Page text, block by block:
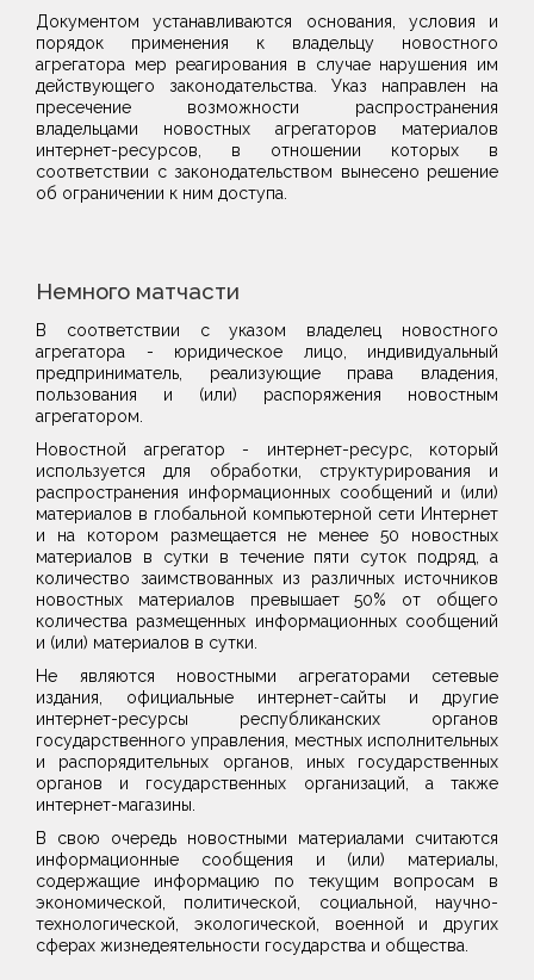
Документом устанавливаются основания, условия и
порядок применения к владельцу новостного
агрегатора мер реагирования в случае нарушения им
действующего законодательства. Указ направлен на
пресечение возможности распространения
владельцами новостных агрегаторов материалов
интернет-ресурсов, в отношении которых в
соответствии с законодательством вынесено решение
об ограничении к ним доступа.
Немного матчасти
В соответствии с указом владелец новостного
агрегатора - юридическое лицо, индивидуальный
предприниматель, реализующие права владения,
пользования и (или) распоряжения новостным
агрегатором.
Новостной агрегатор - интернет-ресурс, который
используется для обработки, структурирования и
распространения информационных сообщений и (или)
материалов в глобальной компьютерной сети Интернет
и на котором размещается не менее 50 новостных
материалов в сутки в течение пяти суток подряд, а
количество заимствованных из различных источников
новостных материалов превышает 50% от общего
количества размещенных информационных сообщений
и (или) материалов в сутки.
Не являются новостными агрегаторами сетевые
издания, официальные интернет-сайты и другие
интернет-ресурсы республиканских органов
государственного управления, местных исполнительных
и распорядительных органов, иных государственных
органов и государственных организаций, а также
интернет-магазины.
В свою очередь новостными материалами считаются
информационные сообщения и (или) материалы,
содержащие информацию по текущим вопросам в
экономической, политической, социальной, научно-
технологической, экологической, военной и других
сферах жизнедеятельности государства и общества.